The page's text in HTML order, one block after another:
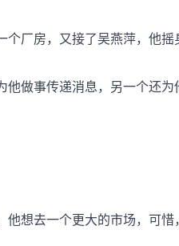
厂房，又接了吴燕萍，他
做事传递消息，另一个还为
想去一个更大的市场，可惜